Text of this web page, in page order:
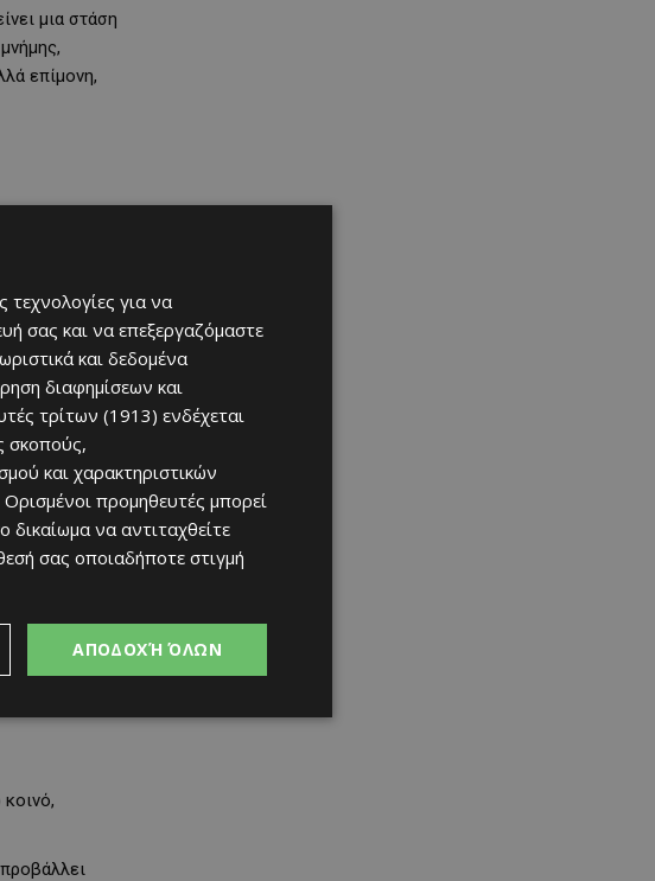
μια στάση
επίμονη,
ο
στην
φεστιβάλ
τεχνολογίες για να
σας και να επεξεργαζόμαστε
και δεδομένα
διαφημίσεων και
τρίτων (1913) ενδέχεται
σκοπούς,
και χαρακτηριστικών
προμηθευτές μπορεί
δικαίωμα να αντιταχθείτε
σας οποιαδήποτε στιγμή
ΑΠΟΔΟΧΉ ΌΛΩΝ